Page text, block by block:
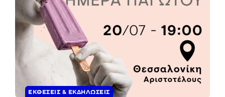
ΕΚΘΈΣΕΙΣ & ΕΚΔΗΛΏΣΕΙΣ